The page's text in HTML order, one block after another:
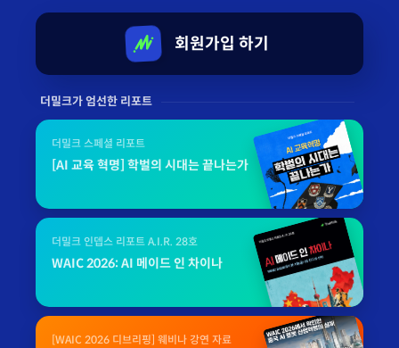
회원가입 하기
더밀크가 엄선한 리포트
더밀크 스페셜 리포트
[AI 교육 혁명] 학벌의 시대는 끝나는가
더밀크 인뎁스 리포트 A.I.R. 28호
WAIC 2026: AI 메이드 인 차이나
[WAIC 2026 디브리핑] 웨비나 강연 자료